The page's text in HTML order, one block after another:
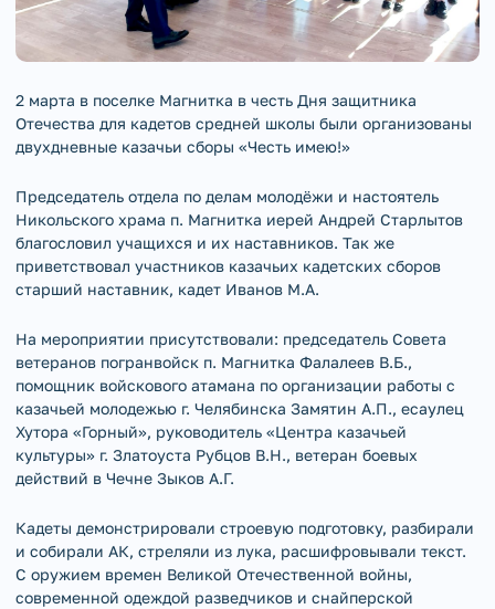
2 марта в поселке Магнитка в честь Дня защитника
Отечества для кадетов средней школы были организованы
двухдневные казачьи сборы «Честь имею!»
Председатель отдела по делам молодёжи и настоятель
Никольского храма п. Магнитка иерей Андрей Старлытов
благословил учащихся и их наставников. Так же
приветствовал участников казачьих кадетских сборов
старший наставник, кадет Иванов М.А.
На мероприятии присутствовали: председатель Совета
ветеранов погранвойск п. Магнитка Фалалеев В.Б.,
помощник войскового атамана по организации работы с
казачьей молодежью г. Челябинска Замятин А.П., есаулец
Хутора «Горный», руководитель «Центра казачьей
культуры» г. Златоуста Рубцов В.Н., ветеран боевых
действий в Чечне Зыков А.Г.
Кадеты демонстрировали строевую подготовку, разбирали
и собирали АК, стреляли из лука, расшифровывали текст.
С оружием времен Великой Отечественной войны,
современной одеждой разведчиков и снайперской